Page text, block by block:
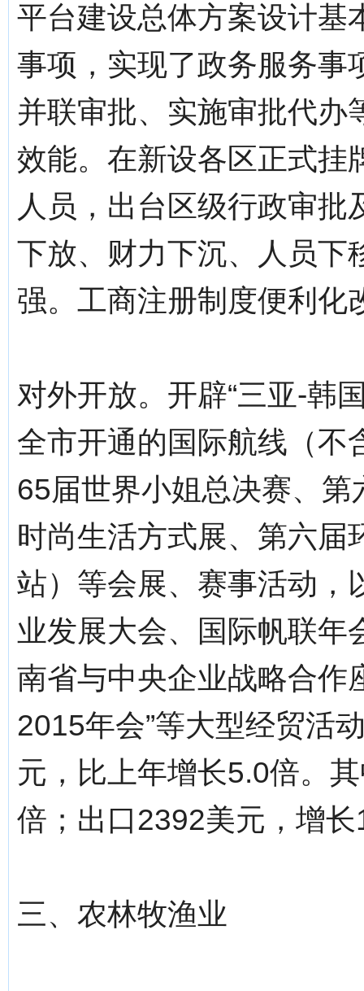
平台建设总体方案设计基
事项，实现了政务服务事
并联审批、实施审批代办
效能。在新设各区正式挂
人员，出台区级行政审
下放、财力下沉、人员下
强。工商注册制度便利化
对外开放。开辟“三亚-韩
全市开通的国际航线（不
65届世界小姐总决赛、第
时尚生活方式展、第六届
站）等会展、赛事活动，
业发展大会、国际帆联年
南省与中央企业战略合作
2015年会”等大型经贸活
元，比上年增长5.0倍。
倍；出口2392美元，增
三、农林牧渔业